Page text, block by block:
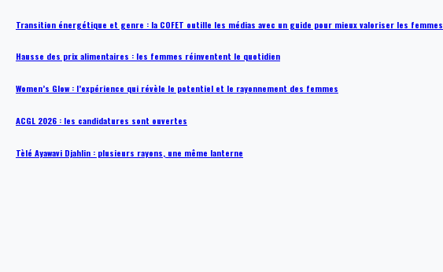
Transition énergétique et genre : la COFET outille les médias avec un guide pour mieux valoriser les femmes
Hausse des prix alimentaires : les femmes réinventent le quotidien
Women’s Glow : l’expérience qui révèle le potentiel et le rayonnement des femmes
ACGL 2026 : les candidatures sont ouvertes
Tèlé Ayawavi Djahlin : plusieurs rayons, une même lanterne